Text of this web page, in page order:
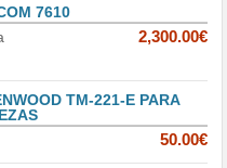
7610
2,300.00€
TM-221-E PARA
50.00€